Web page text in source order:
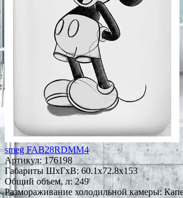
smeg FAB28RDMM4
Артикул:176198
Габариты ШxГxВ: 60.1x72.8x153
Общий объем, л: 249
Размораживание холодильной камеры: